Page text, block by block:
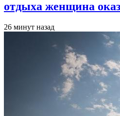
отдыха женщина
26 минут назад